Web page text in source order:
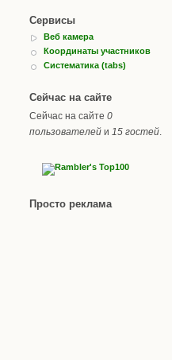
Сервисы
Веб камера
Координаты участников
Систематика (tabs)
Сейчас на сайте
Сейчас на сайте 0
пользователей и 15 гостей
Просто реклама